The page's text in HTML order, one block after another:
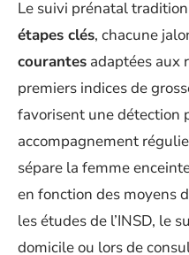
Le suivi prénatal
étapes clés, chacune
courantes adaptées aux
premiers indices de
favorisent une détection
accompagnement
sépare la femme
en fonction des moyens
les études de l’INSD, le
domicile ou lors de